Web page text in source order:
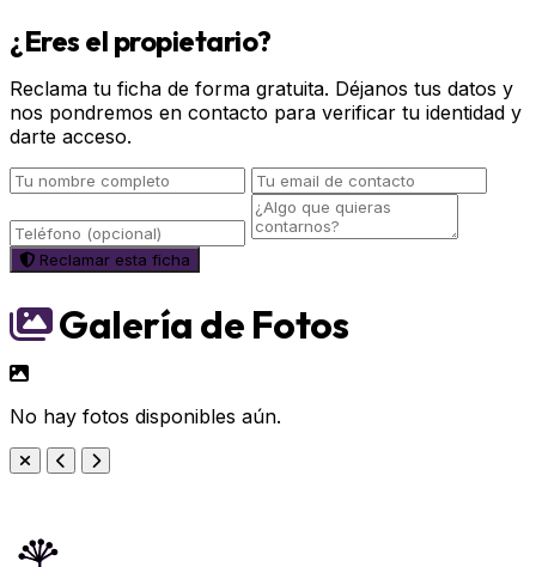
¿Eres el propietario?
Reclama tu ficha de forma gratuita. Déjanos tus datos y
nos pondremos en contacto para verificar tu identidad y
darte acceso.
Reclamar esta ficha
Galería de Fotos
No hay fotos disponibles aún.